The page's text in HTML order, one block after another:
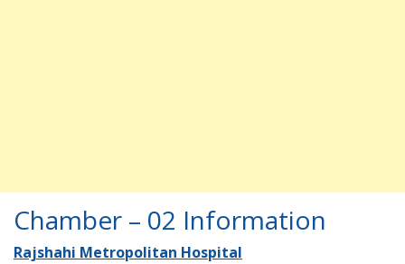
Chamber – 02 Information
Rajshahi Metropolitan Hospital